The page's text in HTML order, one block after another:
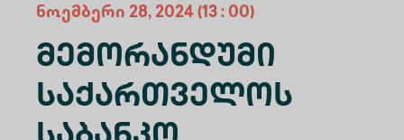
ნოემბერი 28, 2024 (13 : 00)
Მემორანდუმი
Საქართველოს